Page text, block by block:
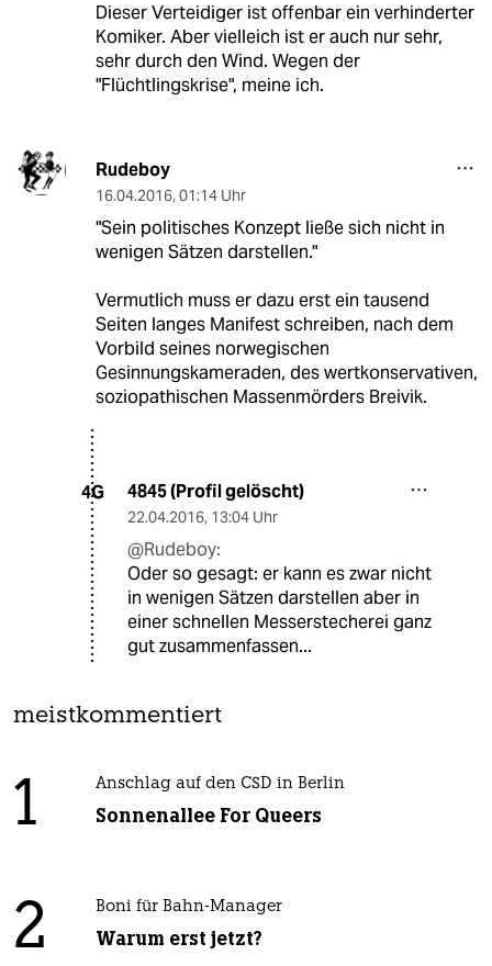
Dieser Verteidiger ist offenbar ein verhinderter
Komiker. Aber vielleich ist er auch nur sehr,
sehr durch den Wind. Wegen der
"Flüchtlingskrise", meine ich.
Rudeboy
16.04.2016, 01:14 Uhr
"Sein politisches Konzept ließe sich nicht in
wenigen Sätzen darstellen."
Vermutlich muss er dazu erst ein tausend
Seiten langes Manifest schreiben, nach dem
Vorbild seines norwegischen
Gesinnungskameraden, des wertkonservativen,
soziopathischen Massenmörders Breivik.
4G 4845 (Profil gelöscht)
22.04.2016, 13:04 Uhr
@Rudeboy:
Oder so gesagt: er kann es zwar nicht
in wenigen Sätzen darstellen aber in
einer schnellen Messerstecherei ganz
gut zusammenfassen...
meistkommentiert
1 Anschlag auf den CSD in Berlin
Sonnenallee For Queers
2 Boni für Bahn-Manager
Warum erst jetzt?